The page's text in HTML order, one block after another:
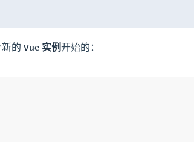
新的Vue 实例开始的：